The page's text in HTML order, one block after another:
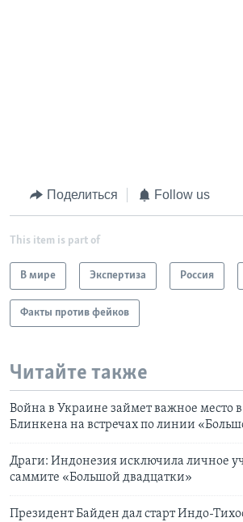
Поделиться Follow us
This item is part of
В мире Экспертиза Россия
Факты против фейков
Читайте также
Война в Украине займет важное место в
Блинкена на встречах по линии
Драги: Индонезия исключила личное
саммите «Большой двадцатки»
Президент Байден дал старт Индо-